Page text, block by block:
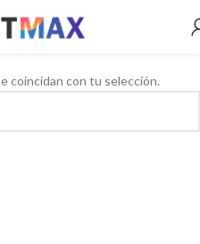
coincidan con tu selección.